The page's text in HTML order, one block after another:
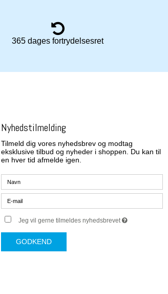
365 dages fortrydelsesret
Nyhedstilmelding
Tilmeld dig vores nyhedsbrev og modtag
eksklusive tilbud og nyheder i shoppen. Du kan til
en hver tid afmelde igen.
Jeg vil gerne tilmeldes nyhedsbrevet
GODKEND